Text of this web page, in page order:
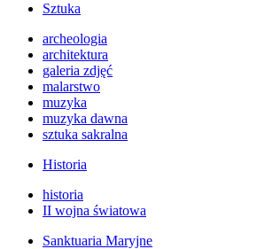
Sztuka
archeologia
architektura
galeria zdjęć
malarstwo
muzyka
muzyka dawna
sztuka sakralna
Historia
historia
II wojna światowa
Sanktuaria Maryjne